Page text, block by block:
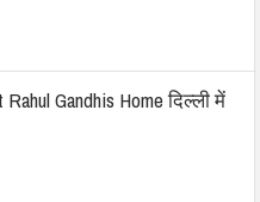
Gandhis Home दिल्ली में